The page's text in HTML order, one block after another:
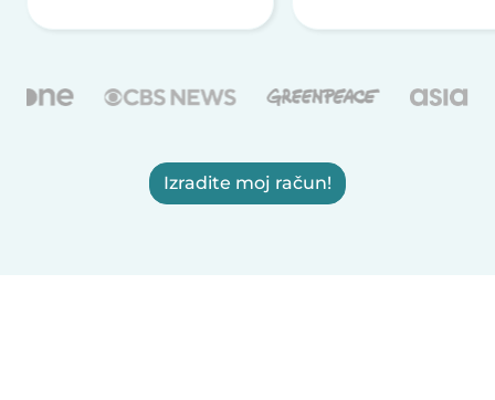
Izradite moj račun!